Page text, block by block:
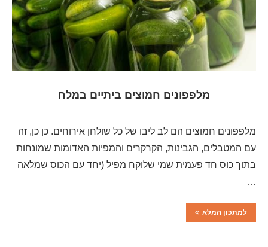
מלפפונים חמוצים ביתיים במלח
מלפפונים חמוצים הם לב ליבו של כל שולחן אירוחים. כן כן, זה
עם המטבלים, הגבינות, הקרקרים והמפיות האדומות שמונחות
בתוך כוס חד פעמית שמי שלוקח מפיל (יחד עם הכוס שמלאה
…
למתכון המלא